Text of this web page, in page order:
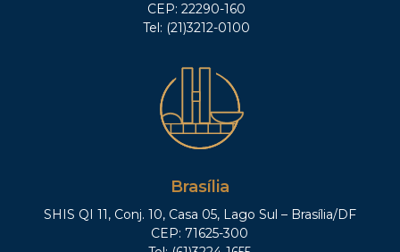
CEP: 22290-160
Tel: (21)3212-0100
Brasília
SHIS QI 11, Conj. 10, Casa 05, Lago Sul – Brasília/DF
CEP: 71625-300